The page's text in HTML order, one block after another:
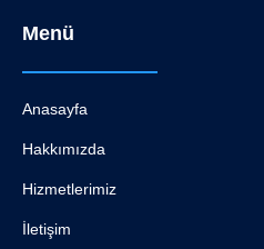
Menü
Anasayfa
Hakkımızda
Hizmetlerimiz
İletişim